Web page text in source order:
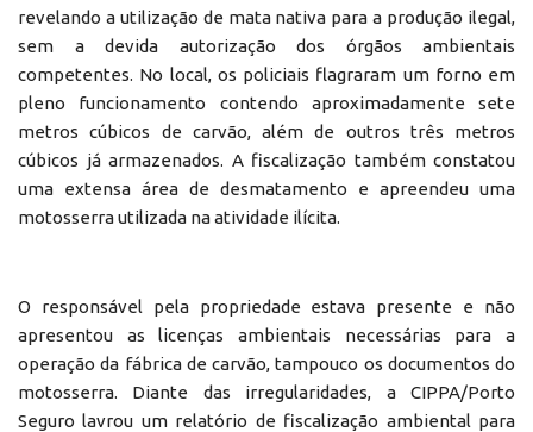
revelando a utilização de mata nativa para a produção ilegal,
sem a devida autorização dos órgãos ambientais
competentes. No local, os policiais flagraram um forno em
pleno funcionamento contendo aproximadamente sete
metros cúbicos de carvão, além de outros três metros
cúbicos já armazenados. A fiscalização também constatou
uma extensa área de desmatamento e apreendeu uma
motosserra utilizada na atividade ilícita.
O responsável pela propriedade estava presente e não
apresentou as licenças ambientais necessárias para a
operação da fábrica de carvão, tampouco os documentos do
motosserra. Diante das irregularidades, a CIPPA/Porto
Seguro lavrou um relatório de fiscalização ambiental para